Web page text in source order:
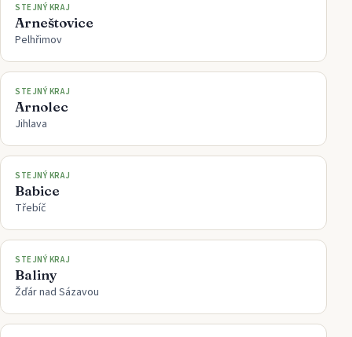
STEJNÝ KRAJ
Arneštovice
Pelhřimov
STEJNÝ KRAJ
Arnolec
Jihlava
STEJNÝ KRAJ
Babice
Třebíč
STEJNÝ KRAJ
Baliny
Žďár nad Sázavou